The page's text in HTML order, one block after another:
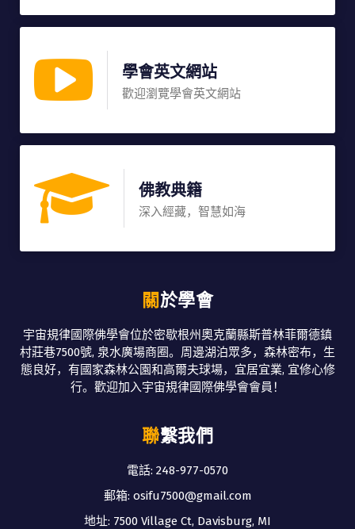
學會英文網站
歡迎瀏覽學會英文網站
佛教典籍
深入經藏，智慧如海
關於學會
宇宙規律國際佛學會位於密歇根州奧克蘭縣斯普林菲爾德鎮
村莊巷7500號, 泉水廣場商圈。周邊湖泊眾多，森林密布，生
態良好，有國家森林公園和高爾夫球場，宜居宜業, 宜修心修
行。歡迎加入宇宙規律國際佛學會會員！
聯繫我們
電話: 248-977-0570
郵箱: osifu7500@gmail.com
地址: 7500 Village Ct, Davisburg, MI